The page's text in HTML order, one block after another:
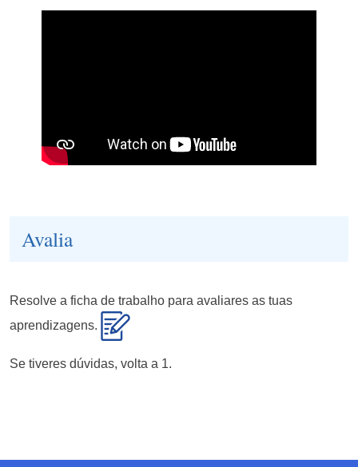
Avalia
Resolve a ficha de trabalho para avaliares as tuas
aprendizagens.
Se tiveres dúvidas, volta a 1.